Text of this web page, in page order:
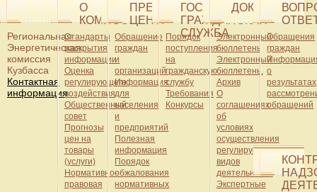
Региональная
Энергетическая
комиссия
Кузбасса
Контактная
информация
О
КОМИССИИ
Стандарты
раскрытия
информации
Оценка
регулирующего
воздействия
Общественный
совет
Прогнозы
цен на
товары
(услуги)
Нормативно-
правовая
ПРЕСС-
ЦЕНТР
Обращение
граждан
и
организаций
Информация
для
населения
и
предприятий
Полезная
информация
Порядок
обжалования
нормативных
ГОСУДАРСТВЕННАЯ
ГРАЖДАНСКАЯ
СЛУЖБА
Порядок
поступления
на
гражданскую
службу
Требования
Конкурсы
ДОКУМЕНТЫ
Электронный
бюллетень
Электронный
бюллетень.
Архив
О
соглашениях
об
условиях
осуществления
регулируемых
видов
деятельности
Экспертные
Обращения
граждан
о
результатах
обращений